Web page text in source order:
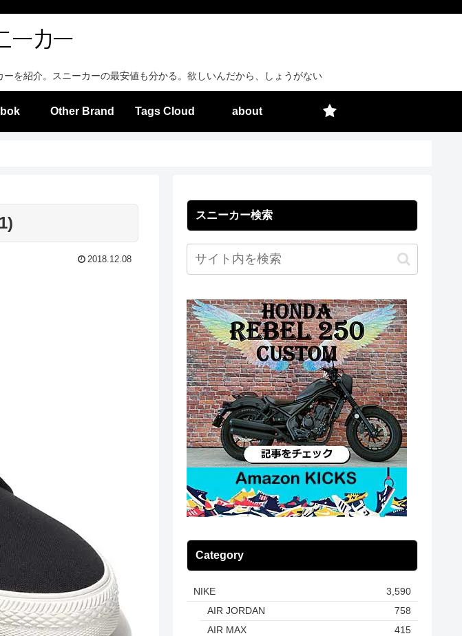
を紹介。スニーカーの最安値も分かる。欲しいんだから、しょうがない
Other Brand Tags Cloud about
2018.12.08
スニーカー検索
Category
NIKE
3,590
AIR JORDAN
758
AIR MAX
415